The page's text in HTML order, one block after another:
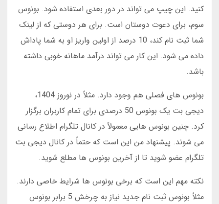
کنید. این چیپ می تواند در دور بعدی استفاده شود. بونوس
سوم، برای دعوت دوستان است. برای هر دوستی که از لینک
شما ثبت نام کند، 10 درصد از اولین واریز او به شما پاداش
داده می شود. این کار می تواند درآمد ماهانه خوبی داشته
باشد.
بونوس های فصلی هم وجود دارد. مثلاً در نوروز 1404،
دیجی بت یک بونوس 50 درصدی برای تمام کاربران برگزار
کرد. چنین بونوس هایی معمولاً در کانال تلگرام اطلاع رسانی
می شوند. پیشنهاد من این است که حتماً در کانال دیجی بت
تلگرام عضو شوید تا از آخرین بونوس ها مطلع شوید.
نکته مهم این است که برخی بونوس ها شرایط خاصی دارند.
مثلاً بونوس ثبت نام جدید نیاز به چرخش 5 برابر بونوس